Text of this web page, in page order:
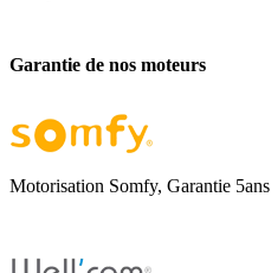
Garantie de nos moteurs
Motorisation Somfy, Garantie 5ans